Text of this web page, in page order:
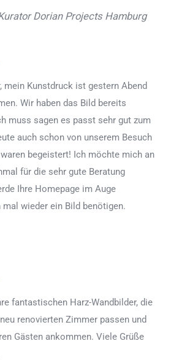
Dorian Projects Hamburg
mein Kunstdruck ist gestern Abend
Wir haben das Bild bereits
muss sagen es passt sehr gut zum
auch schon von unserem Besuch
begeistert! Ich möchte mich an
für die sehr gute Beratung
Ihre Homepage im Auge
wieder ein Bild benötigen.
fantastischen Harz-Wandbilder, die
renovierten Zimmer passen und
Gästen ankommen. Viele Grüße